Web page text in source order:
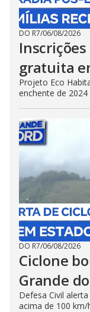
DO R7/06/08/2026
gratuita
Projeto Eco
enchente de 2024
DO R7/06/08/2026
Ciclone
Grande
Defesa Civil
acima de 100 km/